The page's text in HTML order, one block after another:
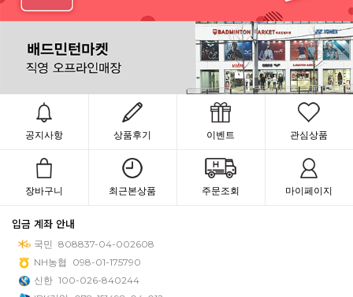
공지사항 상품후기 이벤트 관심상품
장바구니 최근본상품 주문조회 마이페이지
입금 계좌 안내
국민 808837-04-002608
NH농협
098-01-175790
신한 100-026-840244